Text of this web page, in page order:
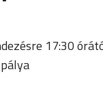
17:30